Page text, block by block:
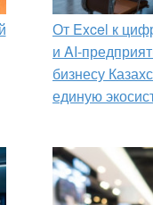
От Excel к
и
бизнесу
единую